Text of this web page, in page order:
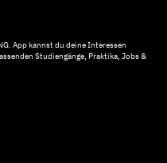
App kannst du deine Interessen
Studiengänge, Praktika, Jobs &